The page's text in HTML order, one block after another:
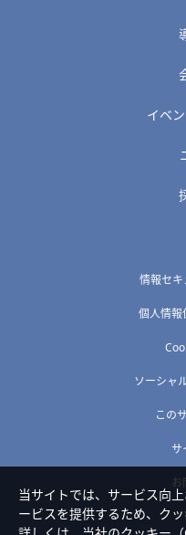
イベ
情報セキ
個人情報
ソーシャ
この
サ
当サイトでは、サービス向
ービスを提供するため、クッ